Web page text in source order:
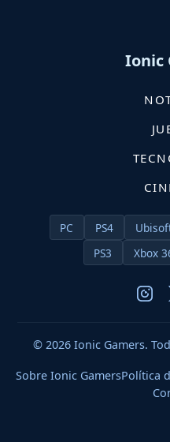
Ionic
PC PS4
PS3
Xbox
© 2026 Ionic Gamers.
Sobre Ionic GamersPolítica